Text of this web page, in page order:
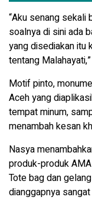
“Aku senang sekali
soalnya di sini ada
yang disediakan itu
tentang
Motif pinto,
Aceh yang
tempat minum,
menambah kesan
Nasya
produk-produk
Tote bag dan
dianggapnya